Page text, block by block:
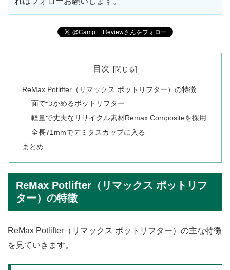
目次
ReMax Potlifter（リマックス ポットリフター）の特徴
面でつかめるポットリフター
軽量で丈夫なリサイクル素材Remax Compositeを採用
全長71mmでデミタスカップに入る
まとめ
ReMax Potlifter（リマックス ポットリフ
ター）の特徴
ReMax Potlifter（リマックス ポットリフター）の主な特徴
を見ていきます。